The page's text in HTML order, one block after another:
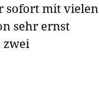
sofort mit vielen
sehr ernst
zwei